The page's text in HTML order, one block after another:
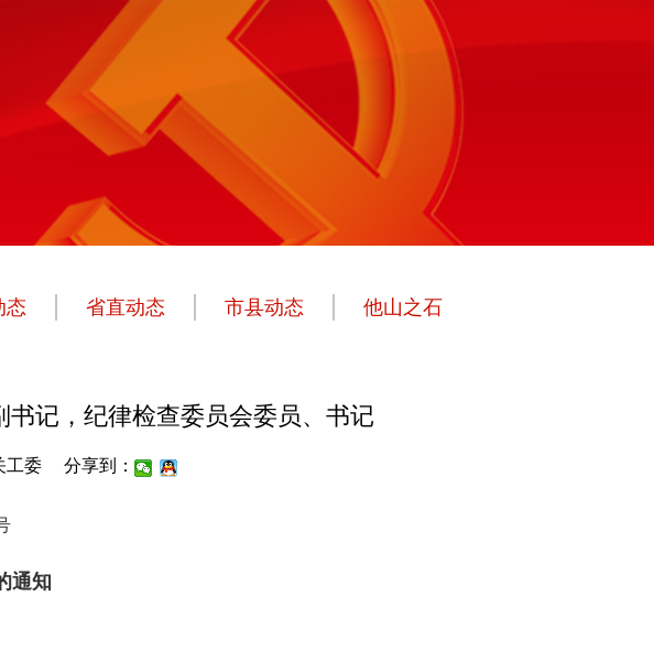
态 省直动态 市县动态 他山之石
记，纪律检查委员会委员、书记
工委 分享到：
通知